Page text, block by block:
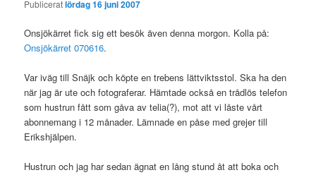
Publiceratlördag 16 juni 2007
Onsjökärret fick sig ett besök även denna morgon. Kolla på:
Onsjökärret 070616.
Var iväg till Snäjk och köpte en trebens lättviktsstol. Ska ha den
när jag är ute och fotograferar. Hämtade också en trådlös telefon
som hustrun fått som gåva av telia(?), mot att vi låste vårt
abonnemang i 12 månader. Lämnade en påse med grejer till
Erikshjälpen.
Hustrun och jag har sedan ägnat en lång stund åt att boka och